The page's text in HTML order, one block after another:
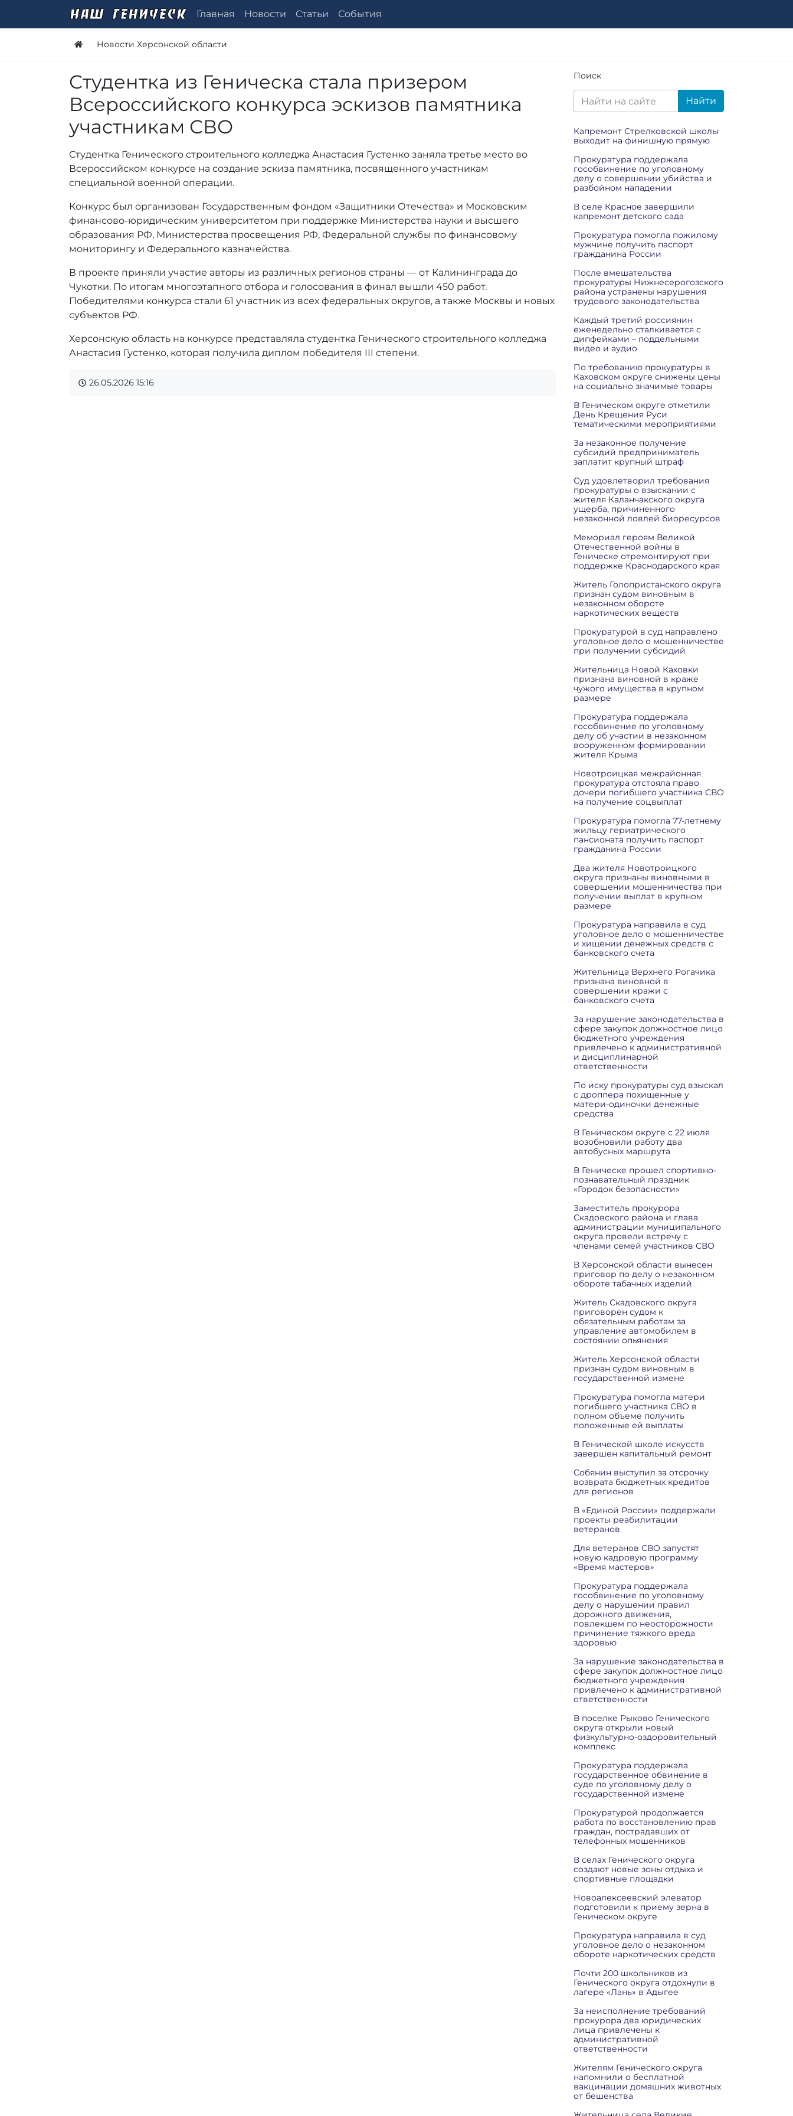
Главная Новости Статьи События
Новости Херсонской области
Студентка из Геническа стала призером
Всероссийского конкурса эскизов памятника
участникам СВО
Студентка Генического строительного колледжа Анастасия Густенко заняла третье место во
Всероссийском конкурсе на создание эскиза памятника, посвященного участникам
специальной военной операции.
Конкурс был организован Государственным фондом «Защитники Отечества» и Московским
финансово-юридическим университетом при поддержке Министерства науки и высшего
образования РФ, Министерства просвещения РФ, Федеральной службы по финансовому
мониторингу и Федерального казначейства.
В проекте приняли участие авторы из различных регионов страны — от Калининграда до
Чукотки. По итогам многоэтапного отбора и голосования в финал вышли 450 работ.
Победителями конкурса стали 61 участник из всех федеральных округов, а также Москвы и новых
субъектов РФ.
Херсонскую область на конкурсе представляла студентка Генического строительного колледжа
Анастасия Густенко, которая получила диплом победителя III степени.
26.05.2026 15:16
Поиск
Найти
Капремонт Стрелковской школы
выходит на финишную прямую
Прокуратура поддержала
гособвинение по уголовному
делу о совершении убийства и
разбойном нападении
В селе Красное завершили
капремонт детского сада
Прокуратура помогла пожилому
мужчине получить паспорт
гражданина России
После вмешательства
прокуратуры Нижнесерогозского
района устранены нарушения
трудового законодательства
Каждый третий россиянин
еженедельно сталкивается с
дипфейками – поддельными
видео и аудио
По требованию прокуратуры в
Каховском округе снижены цены
на социально значимые товары
В Геническом округе отметили
День Крещения Руси
тематическими мероприятиями
За незаконное получение
субсидий предприниматель
заплатит крупный штраф
Суд удовлетворил требования
прокуратуры о взыскании с
жителя Каланчакского округа
ущерба, причиненного
незаконной ловлей биоресурсов
Мемориал героям Великой
Отечественной войны в
Геническе отремонтируют при
поддержке Краснодарского края
Житель Голопристанского округа
признан судом виновным в
незаконном обороте
наркотических веществ
Прокуратурой в суд направлено
уголовное дело о мошенничестве
при получении субсидий
Жительница Новой Каховки
признана виновной в краже
чужого имущества в крупном
размере
Прокуратура поддержала
гособвинение по уголовному
делу об участии в незаконном
вооруженном формировании
жителя Крыма
Новотроицкая межрайонная
прокуратура отстояла право
дочери погибшего участника СВО
на получение соцвыплат
Прокуратура помогла 77-летнему
жильцу гериатрического
пансионата получить паспорт
гражданина России
Два жителя Новотроицкого
округа признаны виновными в
совершении мошенничества при
получении выплат в крупном
размере
Прокуратура направила в суд
уголовное дело о мошенничестве
и хищении денежных средств с
банковского счета
Жительница Верхнего Рогачика
признана виновной в
совершении кражи с
банковского счета
За нарушение законодательства в
сфере закупок должностное лицо
бюджетного учреждения
привлечено к административной
и дисциплинарной
ответственности
По иску прокуратуры суд взыскал
с дроппера похищенные у
матери-одиночки денежные
средства
В Геническом округе с 22 июля
возобновили работу два
автобусных маршрута
В Геническе прошел спортивно-
познавательный праздник
«Городок безопасности»
Заместитель прокурора
Скадовского района и глава
администрации муниципального
округа провели встречу с
членами семей участников СВО
В Херсонской области вынесен
приговор по делу о незаконном
обороте табачных изделий
Житель Скадовского округа
приговорен судом к
обязательным работам за
управление автомобилем в
состоянии опьянения
Житель Херсонской области
признан судом виновным в
государственной измене
Прокуратура помогла матери
погибшего участника СВО в
полном объеме получить
положенные ей выплаты
В Генической школе искусств
завершен капитальный ремонт
Собянин выступил за отсрочку
возврата бюджетных кредитов
для регионов
В «Единой России» поддержали
проекты реабилитации
ветеранов
Для ветеранов СВО запустят
новую кадровую программу
«Время мастеров»
Прокуратура поддержала
гособвинение по уголовному
делу о нарушении правил
дорожного движения,
повлекшем по неосторожности
причинение тяжкого вреда
здоровью
За нарушение законодательства в
сфере закупок должностное лицо
бюджетного учреждения
привлечено к административной
ответственности
В поселке Рыково Генического
округа открыли новый
физкультурно-оздоровительный
комплекс
Прокуратура поддержала
государственное обвинение в
суде по уголовному делу о
государственной измене
Прокуратурой продолжается
работа по восстановлению прав
граждан, пострадавших от
телефонных мошенников
В селах Генического округа
создают новые зоны отдыха и
спортивные площадки
Новоалексеевский элеватор
подготовили к приему зерна в
Геническом округе
Прокуратура направила в суд
уголовное дело о незаконном
обороте наркотических средств
Почти 200 школьников из
Генического округа отдохнули в
лагере «Лань» в Адыгее
За неисполнение требований
прокурора два юридических
лица привлечены к
административной
ответственности
Жителям Генического округа
напомнили о бесплатной
вакцинации домашних животных
от бешенства